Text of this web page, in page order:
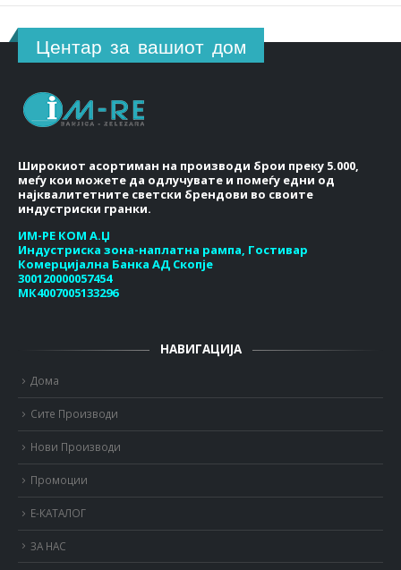
Центар за вашиот дом
Широкиот асортиман на производи брои преку 5.000,
меѓу кои можете да одлучувате и помеѓу едни од
најквалитетните светски брендови во своите
индустриски гранки.
ИМ-РЕ КОМ А.Џ
Индустриска зона-наплатна рампа, Гостивар
Комерцијална Банка АД Скопје
300120000057454
МК4007005133296
НАВИГАЦИЈА
Дома
Сите Производи
Нови Производи
Промоции
Е-КАТАЛОГ
ЗА НАС